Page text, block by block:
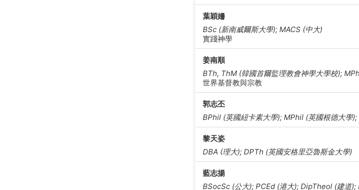
葉穎姍
BSc (新南威爾斯大學); MACS (中大)
實踐神學
姜南順
BTh, ThM (韓國首爾監理教會神學大學校);
世界基督教與宗教
郭志丕
BPhil (英國紐卡素大學); MPhil (英國根德大學
黎天姿
DBA (理大); DPTh (英國安格里亞魯斯金大學)
藍志揚
BSocSc (公大); PCEd (港大); DipTheol (建道